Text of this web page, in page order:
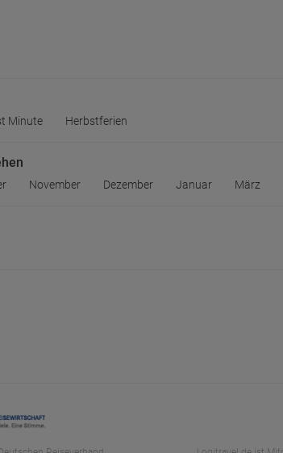
Minute Herbstferien
November Dezember Januar März